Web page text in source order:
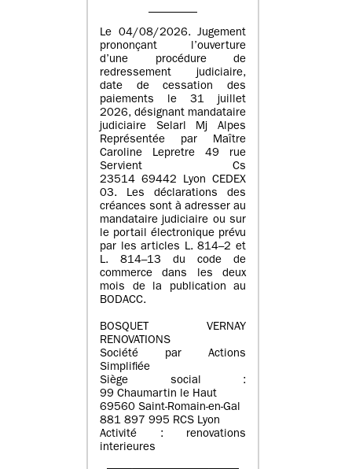
Le 04/08/2026. Jugement
prononçant l’ouverture
d’une procédure de
redressement judiciaire,
date de cessation des
paiements le 31 juillet
2026, désignant mandataire
judiciaire Selarl Mj Alpes
Représentée par Maître
Caroline Lepretre 49 rue
Servient Cs
23514 69442 Lyon CEDEX
03. Les déclarations des
créances sont à adresser au
mandataire judiciaire ou sur
le portail électronique prévu
par les articles L. 814–2 et
L. 814–13 du code de
commerce dans les deux
mois de la publication au
BODACC.
BOSQUET VERNAY
RENOVATIONS
Société par Actions
Simplifiée
Siège social :
99 Chaumartin le Haut
69560 Saint-Romain-en-Gal
881 897 995 RCS Lyon
Activité : renovations
interieures